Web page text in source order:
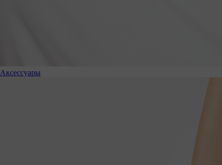
Аксессуары